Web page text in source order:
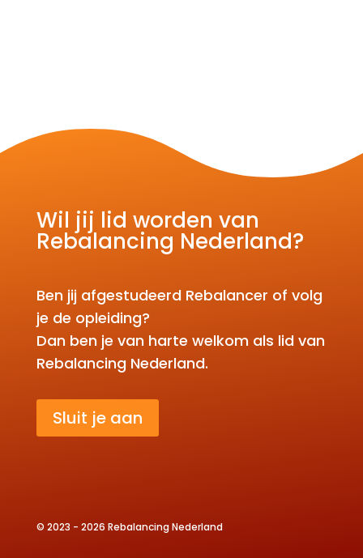
Wil jij lid worden van
Rebalancing Nederland?
Ben jij afgestudeerd Rebalancer of volg
je de opleiding?
Dan ben je van harte welkom als lid van
Rebalancing Nederland.
Sluit je aan
© 2023 - 2026 Rebalancing Nederland